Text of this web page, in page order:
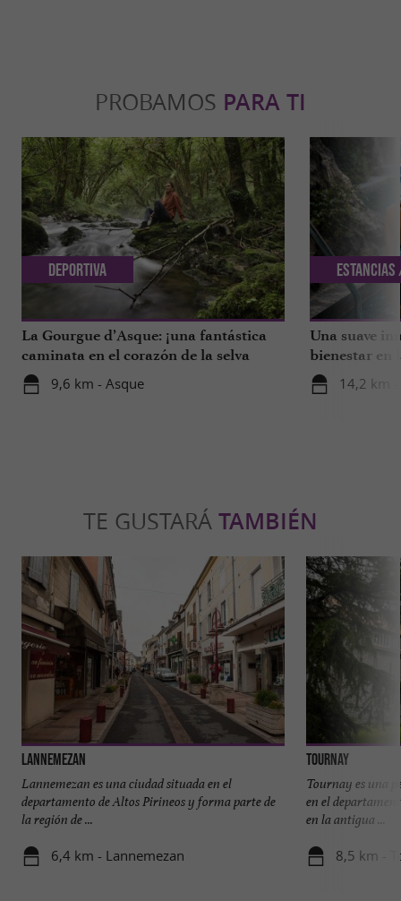
PROBAMOS PARA TI
La Gourgue d’Asque: ¡una fantástica
caminata en el corazón de la selva
tropical de los Pirineos!
9,6 km - Asque
Deportiva
Una suave
bienestar en
14,2 km
Estancias
TE GUSTARÁ TAMBIÉN
Lannemezan
Lannemezan es una ciudad situada en el
departamento de Altos Pirineos y forma parte de
la región de ...
6,4 km - Lannemezan
Tournay
Tournay es una
en el
en la antigua ...
8,5 km -